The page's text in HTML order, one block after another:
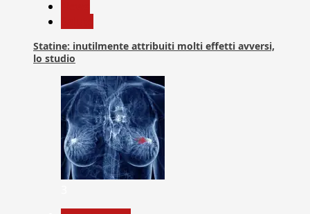
Statine: inutilmente attribuiti molti effetti avversi,
lo studio